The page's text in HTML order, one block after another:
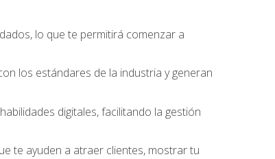
lo que te permitirá comenzar a
los estándares de la industria y generan
digitales, facilitando la gestión
te ayuden a atraer clientes, mostrar tu